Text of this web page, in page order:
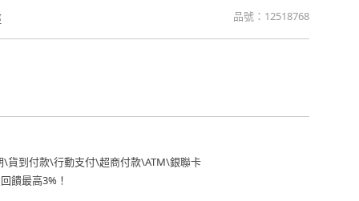
品號： 12518768
\貨到付款\行動支付\超商付款\ATM\銀聯卡
饋最高3%！